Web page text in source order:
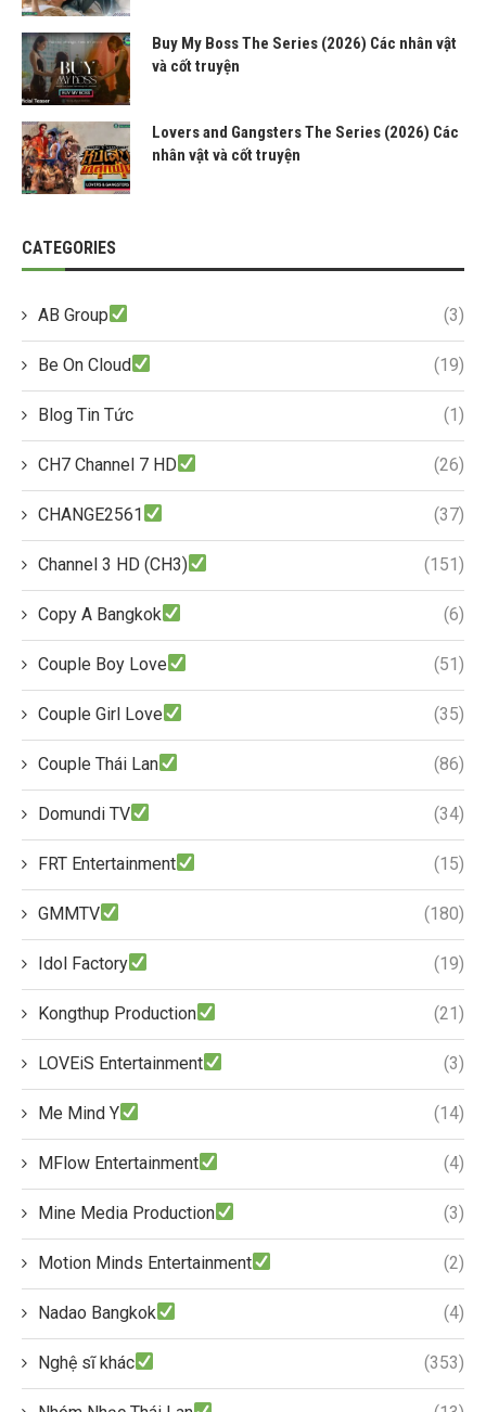
Buy My Boss The Series (2026) Các nhân vật
và cốt truyện
Lovers and Gangsters The Series (2026) Các
nhân vật và cốt truyện
CATEGORIES
AB Group (3)
Be On Cloud (19)
Blog Tin Tức (1)
CH7 Channel 7 HD (26)
CHANGE2561 (37)
Channel 3 HD (CH3) (151)
Copy A Bangkok (6)
Couple Boy Love (51)
Couple Girl Love (35)
Couple Thái Lan (86)
Domundi TV (34)
FRT Entertainment (15)
GMMTV (180)
Idol Factory (19)
Kongthup Production (21)
LOVEiS Entertainment (3)
Me Mind Y (14)
MFlow Entertainment (4)
Mine Media Production (3)
Motion Minds Entertainment (2)
Nadao Bangkok (4)
Nghệ sĩ khác (353)